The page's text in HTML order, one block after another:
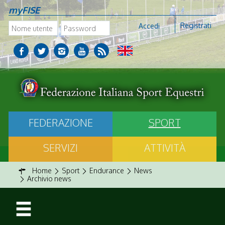
myFISE
Accedi Registrati
FEDERAZIONE
SPORT
SERVIZI
ATTIVITÀ
Home Sport Endurance
News
Archivio news